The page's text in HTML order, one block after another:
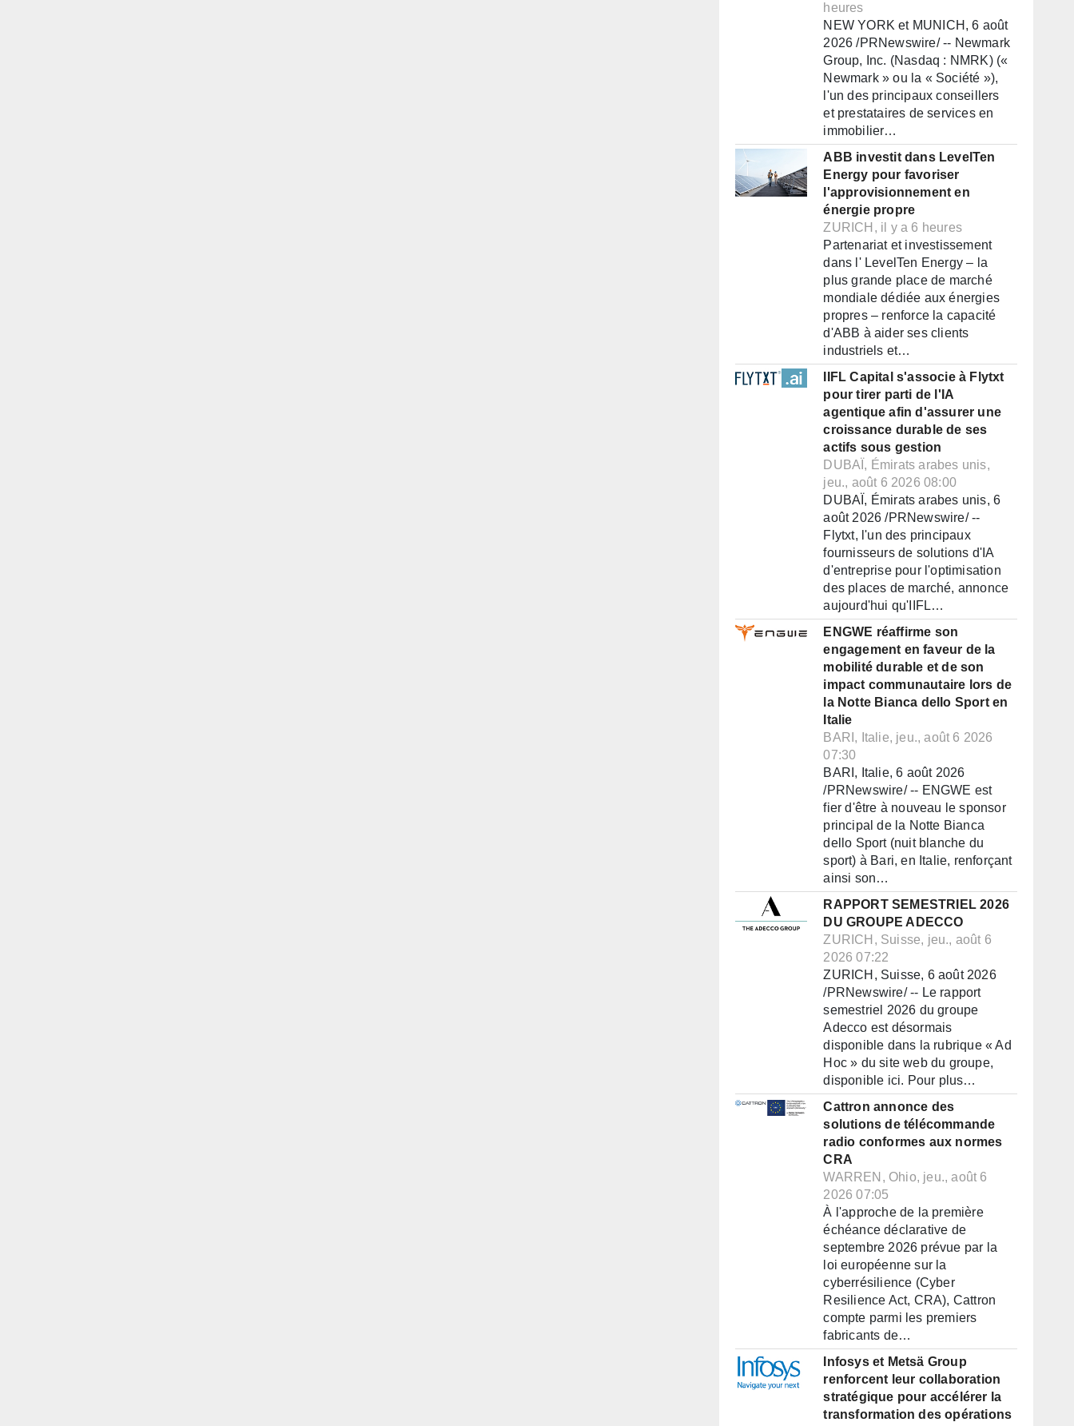
heures
NEW YORK et MUNICH, 6 août
2026 /PRNewswire/ -- Newmark
Group, Inc. (Nasdaq : NMRK) («
Newmark » ou la « Société »),
l'un des principaux conseillers
et prestataires de services en
immobilier…
ABB investit dans LevelTen
Energy pour favoriser
l'approvisionnement en
énergie propre
ZURICH, il y a 6 heures
Partenariat et investissement
dans l' LevelTen Energy – la
plus grande place de marché
mondiale dédiée aux énergies
propres – renforce la capacité
d'ABB à aider ses clients
industriels et…
IIFL Capital s'associe à Flytxt
pour tirer parti de l'IA
agentique afin d'assurer une
croissance durable de ses
actifs sous gestion
DUBAÏ, Émirats arabes unis,
jeu., août 6 2026 08:00
DUBAÏ, Émirats arabes unis, 6
août 2026 /PRNewswire/ --
Flytxt, l'un des principaux
fournisseurs de solutions d'IA
d'entreprise pour l'optimisation
des places de marché, annonce
aujourd'hui qu'IIFL…
ENGWE réaffirme son
engagement en faveur de la
mobilité durable et de son
impact communautaire lors de
la Notte Bianca dello Sport en
Italie
BARI, Italie, jeu., août 6 2026
07:30
BARI, Italie, 6 août 2026
/PRNewswire/ -- ENGWE est
fier d'être à nouveau le sponsor
principal de la Notte Bianca
dello Sport (nuit blanche du
sport) à Bari, en Italie, renforçant
ainsi son…
RAPPORT SEMESTRIEL 2026
DU GROUPE ADECCO
ZURICH, Suisse, jeu., août 6
2026 07:22
ZURICH, Suisse, 6 août 2026
/PRNewswire/ -- Le rapport
semestriel 2026 du groupe
Adecco est désormais
disponible dans la rubrique « Ad
Hoc » du site web du groupe,
disponible ici. Pour plus…
Cattron annonce des
solutions de télécommande
radio conformes aux normes
CRA
WARREN, Ohio, jeu., août 6
2026 07:05
À l'approche de la première
échéance déclarative de
septembre 2026 prévue par la
loi européenne sur la
cyberrésilience (Cyber
Resilience Act, CRA), Cattron
compte parmi les premiers
fabricants de…
Infosys et Metsä Group
renforcent leur collaboration
stratégique pour accélérer la
transformation des opérations